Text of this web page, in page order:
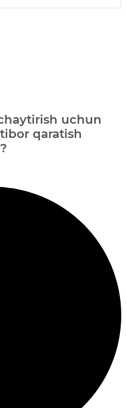
uchun
qaratish